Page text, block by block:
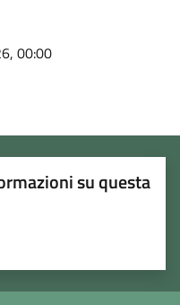
00:00
su questa
5